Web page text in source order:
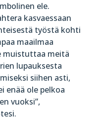
ele.
kasvaessaan
työstä kohti
maailmaa
muistuttaa meitä
lupauksesta
siihen asti,
enää ole pelkoa
vuoksi”,